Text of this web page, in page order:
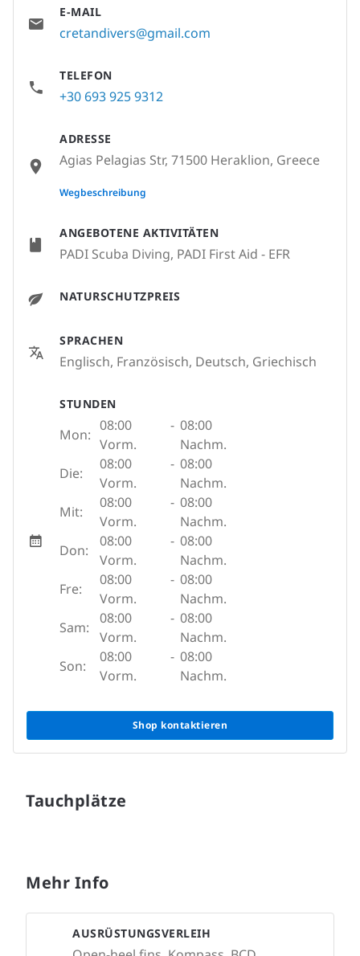
ANGEBOTENE AKTIVITÄTEN
PADI Scuba Diving, PADI First Aid - EFR
NATURSCHUTZPREIS
SPRACHEN
Englisch, Französisch, Deutsch, Griechisch
STUNDEN
Mon:
08:00
Vorm.
- 08:00
Nachm.
Die:
08:00
Vorm.
- 08:00
Nachm.
Mit:
08:00
Vorm.
- 08:00
Nachm.
Don:
08:00
Vorm.
- 08:00
Nachm.
Fre:
08:00
Vorm.
- 08:00
Nachm.
Sam:
08:00
Vorm.
- 08:00
Nachm.
Son:
08:00
Vorm.
- 08:00
Nachm.
Shop kontaktieren
E-MAIL
cretandivers@gmail.com
TELEFON
+30 693 925 9312
ADRESSE
Agias Pelagias Str, 71500 Heraklion, Greece
None
Wegbeschreibung
Tauchplätze
Mehr Info
AUSRÜSTUNGSVERLEIH